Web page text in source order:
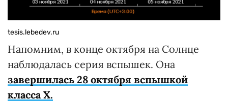
tesis.lebedev.ru
Напомним, в конце октября на Солнце
наблюдалась серия вспышек. Она
завершилась 28 октября вспышкой
класса Х.